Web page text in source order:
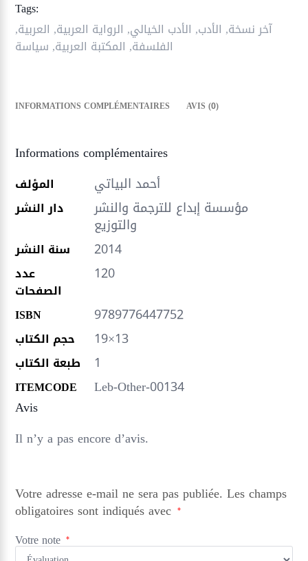
Tags:
آخر نسخة, الأدب, الأدب الخيالي, الرواية العربية, العربية,
الفلسفة, المكتبة العربية,سياسة
INFORMATIONS COMPLÉMENTAIRES AVIS (0)
Informations complémentaires
المؤلف أحمد البياتي
دار النشر مؤسسة إبداع للترجمة والنشر
والتوزيع
سنة النشر 2014
عدد
الصفحات
120
ISBN 9789776447752
حجم الكتاب 19×13
طبعة الكتاب 1
ITEMCODE
Leb-Other-00134
Avis
Il n’y a pas encore d’avis.
Votre adresse e-mail ne sera pas publiée. Les champs
obligatoires sont indiqués avec *
Votre note *